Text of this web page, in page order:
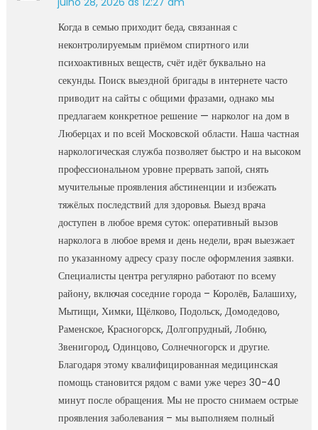
Когда в семью приходит беда, связанная с
неконтролируемым приёмом спиртного или
психоактивных веществ, счёт идёт буквально на
секунды. Поиск выездной бригады в интернете часто
приводит на сайты с общими фразами, однако мы
предлагаем конкретное решение — нарколог на дом в
Люберцах и по всей Московской области. Наша частная
наркологическая служба позволяет быстро и на высоком
профессиональном уровне прервать запой, снять
мучительные проявления абстиненции и избежать
тяжёлых последствий для здоровья. Выезд врача
доступен в любое время суток: оперативный вызов
нарколога в любое время и день недели, врач выезжает
по указанному адресу сразу после оформления заявки.
Специалисты центра регулярно работают по всему
району, включая соседние города – Королёв, Балашиху,
Мытищи, Химки, Щёлково, Подольск, Домодедово,
Раменское, Красногорск, Долгопрудный, Лобню,
Звенигород, Одинцово, Солнечногорск и другие.
Благодаря этому квалифицированная медицинская
помощь становится рядом с вами уже через 30-40
минут после обращения. Мы не просто снимаем острые
проявления заболевания – мы выполняем полный